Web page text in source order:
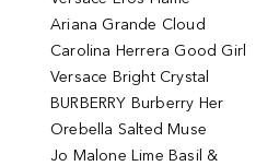
Ariana Grande Cloud
Carolina Herrera Good Girl
Versace Bright Crystal
BURBERRY Burberry Her
Orebella Salted Muse
Jo Malone Lime Basil &